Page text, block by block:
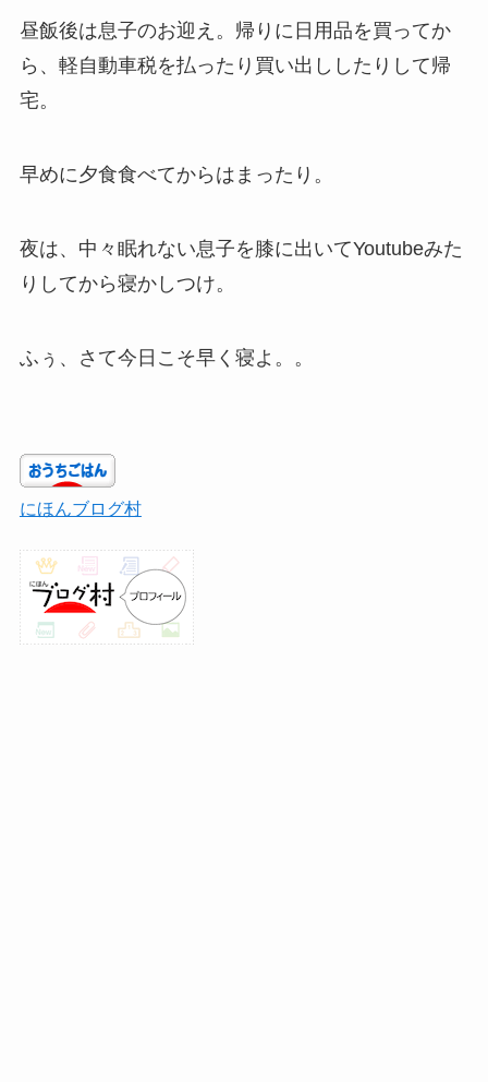
昼飯後は息子のお迎え。帰りに日用品を買ってか
ら、軽自動車税を払ったり買い出ししたりして帰
宅。
早めに夕食食べてからはまったり。
夜は、中々眠れない息子を膝に出いてYoutubeみた
りしてから寝かしつけ。
ふぅ、さて今日こそ早く寝よ。。
にほんブログ村